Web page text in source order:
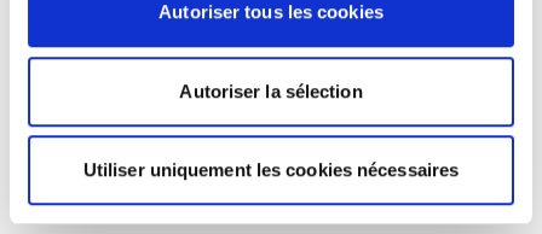
Autoriser tous les cookies
Autoriser la sélection
Utiliser uniquement les cookies nécessaires